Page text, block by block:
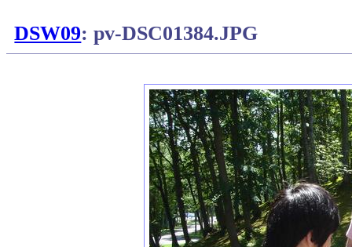
DSW09: pv-DSC01384.JPG